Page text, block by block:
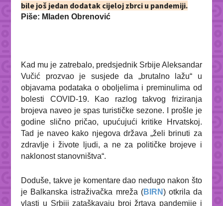
bile još jedan dodatak cijeloj zbrci u pandemiji.
Piše: Mladen Obrenović
Kad mu je zatrebalo, predsjednik Srbije Aleksandar
Vučić prozvao je susjede da „brutalno lažu“ u
objavama podataka o oboljelima i preminulima od
bolesti COVID-19. Kao razlog takvog friziranja
brojeva naveo je spas turističke sezone. I prošle je
godine slično pričao, upućujući kritike Hrvatskoj.
Tad je naveo kako njegova država „želi brinuti za
zdravlje i živote ljudi, a ne za političke brojeve i
naklonost stanovništva“.
Doduše, takve je komentare dao nedugo nakon što
je Balkanska istraživačka mreža (BIRN) otkrila da
vlasti u Srbiji zataškavaju broj žrtava pandemije i